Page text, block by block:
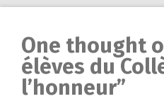
One thought
élèves du
l’honneur”